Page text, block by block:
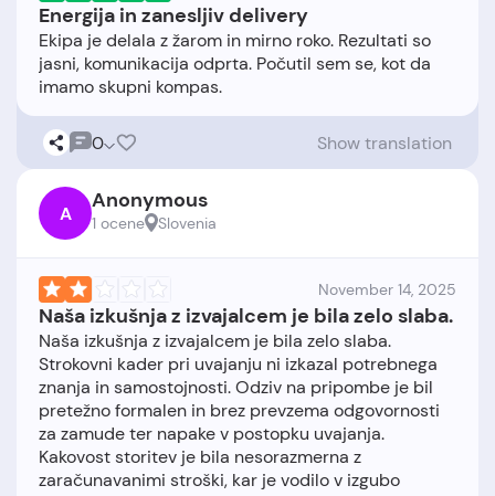
Energija in zanesljiv delivery
Ekipa je delala z žarom in mirno roko. Rezultati so
jasni, komunikacija odprta. Počutil sem se, kot da
0 Show translation
A Anonymous
1 ocene Slovenia
November 14, 2025
Naša izkušnja z izvajalcem je bila zelo slaba.
Naša izkušnja z izvajalcem je bila zelo slaba.
Strokovni kader pri uvajanju ni izkazal potrebnega
znanja in samostojnosti. Odziv na pripombe je bil
pretežno formalen in brez prevzema odgovornosti
za zamude ter napake v postopku uvajanja.
Kakovost storitev je bila nesorazmerna z
zaračunavanimi stroški, kar je vodilo v izgubo